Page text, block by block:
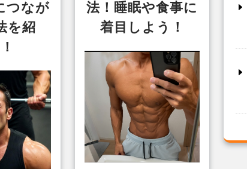
つなが
を紹
法！睡眠や食事に
着目しよう！